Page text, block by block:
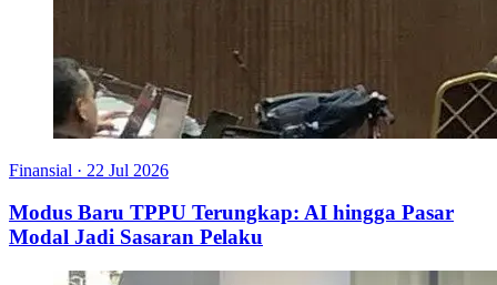
Finansial · 22 Jul 2026
Modus Baru TPPU Terungkap: AI hingga Pasar
Modal Jadi Sasaran Pelaku